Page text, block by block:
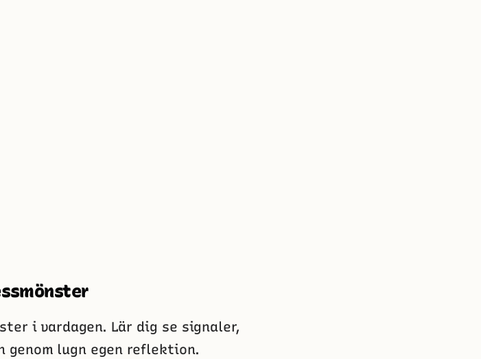
i vardagen. Lär dig se signaler,
genom lugn egen reflektion.